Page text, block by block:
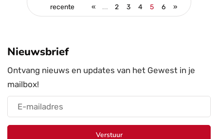
recente
« ... 2 3 4 5 6 »
Nieuwsbrief
Ontvang nieuws en updates van het Gewest in je
mailbox!
Verstuur